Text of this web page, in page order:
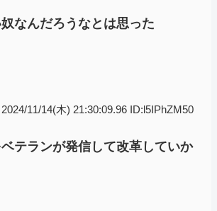
なんだろうなとは思った
2024/11/14(木) 21:30:09.96 ID:l5IPhZM50
テランが発信して改革していか